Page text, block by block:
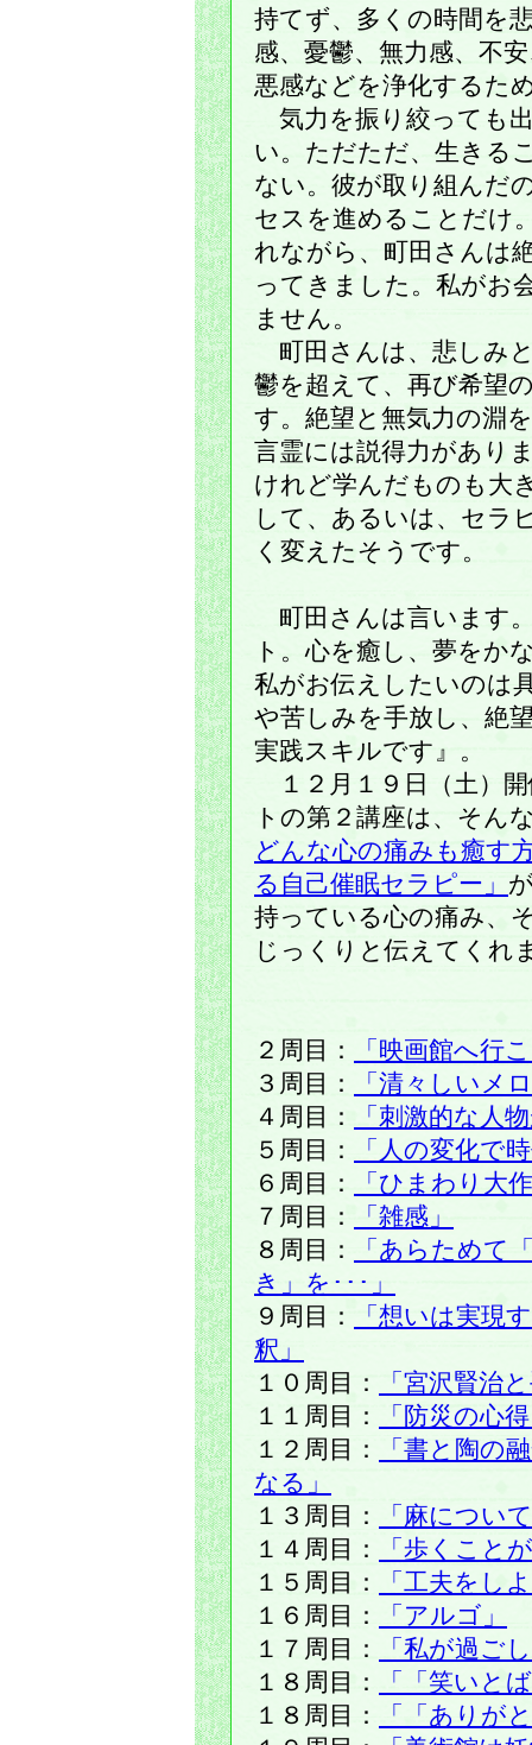
持てず、多くの時間を
感、憂鬱、無力感、不
悪感などを浄化するた
気力を振り絞っても
い。ただただ、生きる
ない。彼が取り組んだ
セスを進めることだけ
れながら、町田さんは
ってきました。私がお
ません。
町田さんは、悲しみ
鬱を超えて、再び希望
す。絶望と無気力の淵
言霊には説得力があり
けれど学んだものも大
して、あるいは、セラ
く変えたそうです。
町田さんは言います
ト。心を癒し、夢をか
私がお伝えしたいのは
や苦しみを手放し、絶
実践スキルです』。
１２月１９日（土）
トの第２講座は、そん
どんな心の痛みも癒す
る自己催眠セラピー」
持っている心の痛み、
じっくりと伝えてくれ
２周目：
「映画館へ行
３周目：
「清々しいメ
４周目：
「刺激的な人
５周目：
「人の変化で
６周目：
「ひまわり大
７周目：
「雑感」
８周目：
「あらためて
き」を･･･」
９周目：
「想いは実現
釈」
１０周目：
「宮沢賢治
１１周目：
「防災の心
１２周目：
「書と陶の
なる」
１３周目：
「麻につい
１４周目：
「歩くこと
１５周目：
「工夫をし
１６周目：
「アルゴ」
１７周目：
「私が過ご
１８周目：
「「笑いと
１８周目：
「「ありが